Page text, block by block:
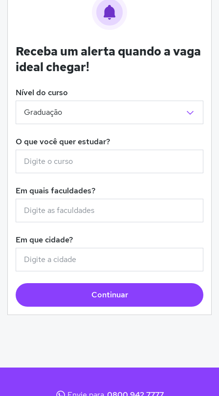
Receba um alerta quando a vaga
ideal chegar!
Nível do curso
O que você quer estudar?
Em quais faculdades?
Em que cidade?
Continuar